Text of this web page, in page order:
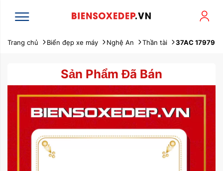
Trang chủ Biển đẹp xe máy Nghệ An Thần tài 37AC 17979
Sản Phẩm Đã Bán